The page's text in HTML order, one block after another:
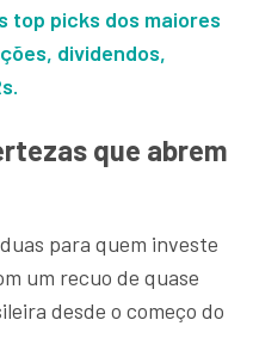
top picks dos maiores
dividendos,
que abrem
para quem investe
um recuo de quase
desde o começo do